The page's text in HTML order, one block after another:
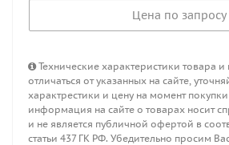
Цена по запросу
Технические характеристики товара и
отличаться от указанных на сайте,
характрестики и цену на момент
информация на сайте о товарах носит
и не является публичной офертой в
статьи 437 ГК РФ. Убедительно просим